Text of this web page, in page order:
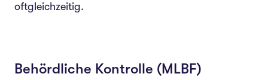
oftgleichzeitig.
Behördliche Kontrolle (MLBF)